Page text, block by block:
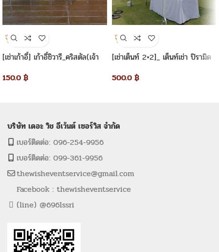
[เช่าเก้าอี้] เก้าอี้ชิวารี_คริสตัล(เจ้า
150.0 ฿
[เช่าเต็นท์ 2×2]_ เต็นท์เช่า ปิรามิด
500.0 ฿
บริษัท เดอะ วิช อีเว้นต์ เซอร์วิส จำกัด
เบอร์ติดต่อ: 096-254-9956
เบอร์ติดต่อ: 099-361-9956
thewisheventservice@gmail.com
Facebook : thewisheventservice
(line) @696lssri